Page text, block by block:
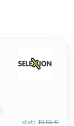
10,55 €
statt